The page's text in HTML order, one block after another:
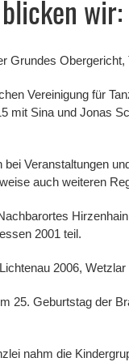
wir:
Grundes
Vereinigung für
mit Sina und Jonas
Veranstaltungen
auch weiteren
2001 teil.
2006,
25. Geburtstag der
nahm die